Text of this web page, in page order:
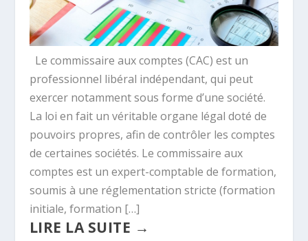
Le commissaire aux comptes (CAC) est un
professionnel libéral indépendant, qui peut
exercer notamment sous forme d’une société.
La loi en fait un véritable organe légal doté de
pouvoirs propres, afin de contrôler les comptes
de certaines sociétés. Le commissaire aux
comptes est un expert-comptable de formation,
soumis à une réglementation stricte (formation
initiale, formation […]
LIRE LA SUITE →